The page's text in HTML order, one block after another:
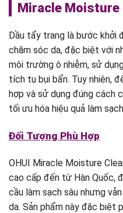
Miracle Moisture
Dầu tẩy trang là bước khởi
chăm sóc da, đặc biệt với
môi trường ô nhiễm, sử
tích tụ bụi bẩn. Tuy nhiên,
hợp và sử dụng đúng cách
tối ưu hóa hiệu quả làm
Đối Tượng Phù Hợp
OHUI Miracle Moisture
cao cấp đến từ Hàn Quốc,
cầu làm sạch sâu nhưng
da. Sản phẩm này đặc biệt